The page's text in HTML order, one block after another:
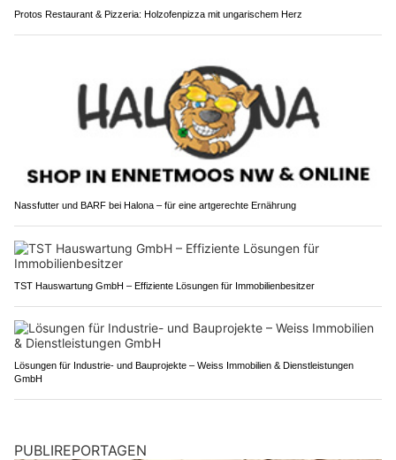
Protos Restaurant & Pizzeria: Holzofenpizza mit ungarischem Herz
Nassfutter und BARF bei Halona – für eine artgerechte Ernährung
TST Hauswartung GmbH – Effiziente Lösungen für Immobilienbesitzer
Lösungen für Industrie- und Bauprojekte – Weiss Immobilien & Dienstleistungen
GmbH
PUBLIREPORTAGEN